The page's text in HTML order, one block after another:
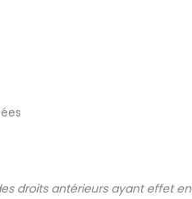
droits antérieurs ayant effet en